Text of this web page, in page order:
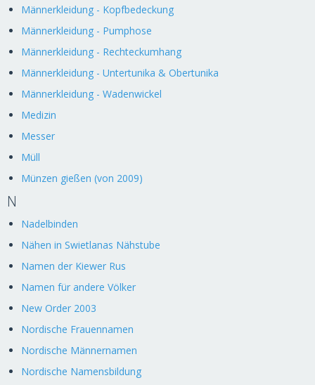
Männerkleidung - Kopfbedeckung
Männerkleidung - Pumphose
Männerkleidung - Rechteckumhang
Männerkleidung - Untertunika & Obertunika
Männerkleidung - Wadenwickel
Medizin
Messer
Müll
Münzen gießen (von 2009)
N
Nadelbinden
Nähen in Swietlanas Nähstube
Namen der Kiewer Rus
Namen für andere Völker
New Order 2003
Nordische Frauennamen
Nordische Männernamen
Nordische Namensbildung